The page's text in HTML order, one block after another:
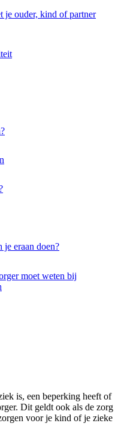
je ouder, kind of partner
je eraan doen?
moet weten bij
is, een beperking heeft of
Dit geldt ook als de zorg
voor je kind of je zieke